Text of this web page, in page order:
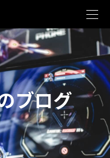
t
e
n
a
v
i
g
a
t
n
ブログ